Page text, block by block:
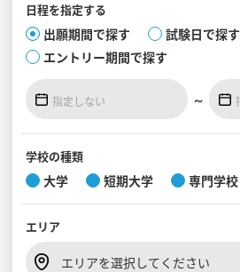
入試・受験入門
見学会WEB手引書
日程を指定する
出願期間で探す
試験日で探す
エントリー期間で探す
～
学校の種類
大学 短期大学 専門学校
エリア
エリアを選択してください